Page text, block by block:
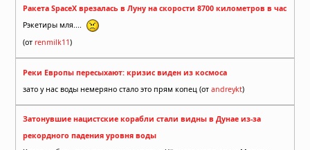
Ракета SpaceX врезалась в Луну на скорости 8700 километров в час
Рэкетиры мля....
(от renmilk11)
Реки Европы пересыхают: кризис виден из космоса
зато у нас воды немеряно стало это прям копец (от andreykt)
Затонувшие нацистские корабли стали видны в Дунае из-за
рекордного падения уровня воды